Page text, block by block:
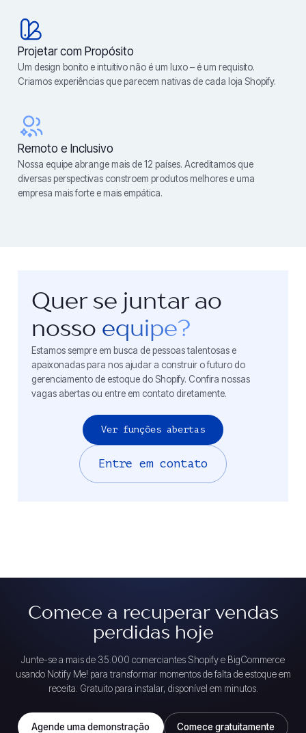
Projetar com Propósito
Um design bonito e intuitivo não é um luxo – é um requisito.
Criamos experiências que parecem nativas de cada loja Shopify.
Remoto e Inclusivo
Nossa equipe abrange mais de 12 países. Acreditamos que
diversas perspectivas constroem produtos melhores e uma
empresa mais forte e mais empática.
Quer se juntar ao
nosso equipe?
Estamos sempre em busca de pessoas talentosas e
apaixonadas para nos ajudar a construir o futuro do
gerenciamento de estoque do Shopify. Confira nossas
vagas abertas ou entre em contato diretamente.
Ver funções abertas
Entre em contato
Comece a recuperar vendas
perdidas hoje
Junte-se a mais de 35.000 comerciantes Shopify e BigCommerce
usando Notify Me! para transformar momentos de falta de estoque em
receita. Gratuito para instalar, disponível em minutos.
Agende uma demonstração Comece gratuitamente